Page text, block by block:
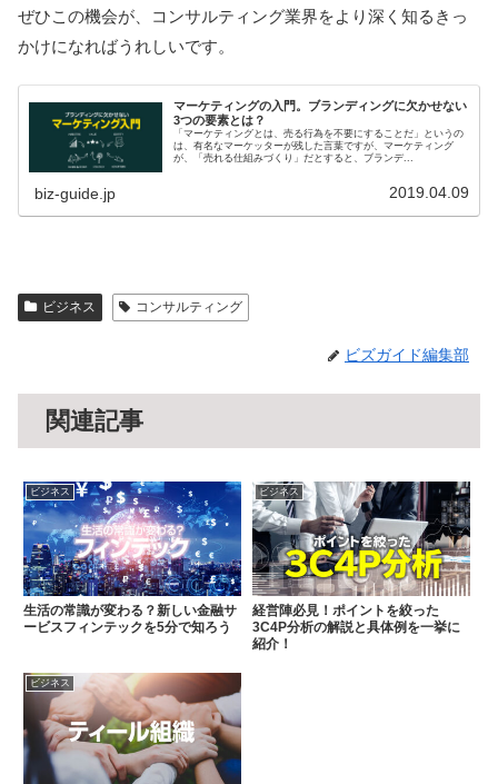
ぜひこの機会が、コンサルティング業界をより深く知るきっ
かけになればうれしいです。
マーケティングの入門。ブランディングに欠かせない
3つの要素とは？
「マーケティングとは、売る行為を不要にすることだ」というの
は、有名なマーケッターが残した言葉ですが、マーケティング
が、「売れる仕組みづくり」だとすると、ブランデ...
biz-guide.jp 2019.04.09
ビジネス コンサルティング
ビズガイド編集部
関連記事
ビジネス
生活の常識が変わる？新しい金融サ
ービスフィンテックを5分で知ろう
ビジネス
経営陣必見！ポイントを絞った
3C4P分析の解説と具体例を一挙に
紹介！
ビジネス